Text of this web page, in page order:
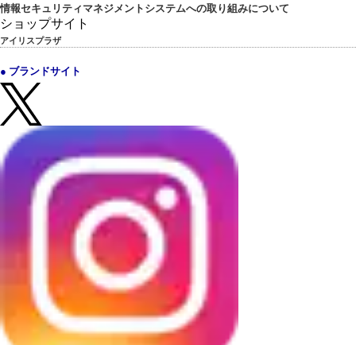
情報セキュリティマネジメントシステムへの取り組みについて
ショップサイト
アイリスプラザ
● ブランドサイト